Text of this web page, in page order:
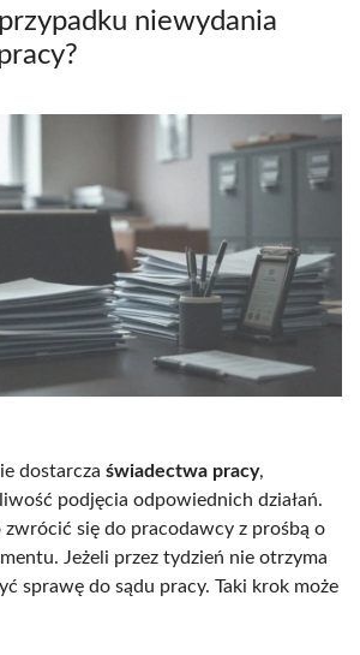
niewydania
dostarcza świadectwa pracy,
podjęcia odpowiednich działań.
się do pracodawcy z prośbą o
Jeżeli przez tydzień nie otrzyma
sprawę do sądu pracy. Taki krok może